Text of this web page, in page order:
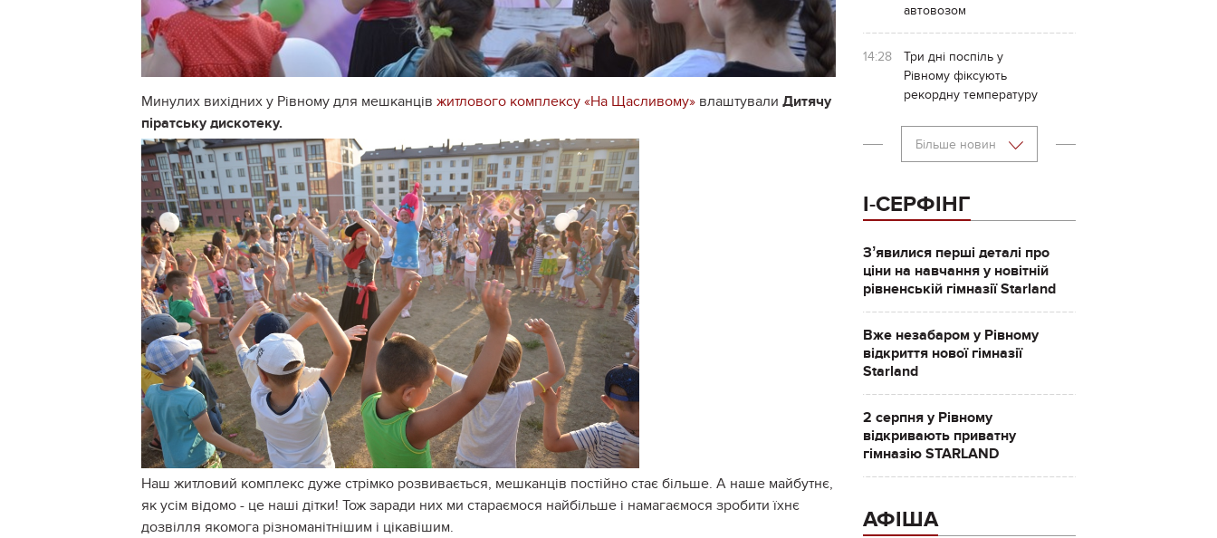
Минулих вихідних у Рівному для мешканців житлового комплексу «На Щасливому» влаштували Дитячу
піратську дискотеку.
Наш житловий комплекс дуже стрімко розвивається, мешканців постійно стає більше. А наше майбутнє,
як усім відомо - це наші дітки! Тож заради них ми стараємося найбільше і намагаємося зробити їхнє
дозвілля якомога різноманітнішим і цікавішим.
автовозом
14:28
Три дні поспіль у
Рівному фіксують
рекордну температуру
Більше новин
І-СЕРФІНГ
Зʼявилися перші деталі про
ціни на навчання у новітній
рівненській гімназії Starland
Вже незабаром у Рівному
відкриття нової гімназії
Starland
2 серпня у Рівному
відкривають приватну
гімназію STARLAND
АФІША